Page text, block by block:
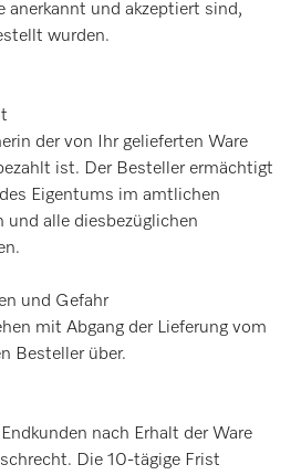
anerkannt und akzeptiert sind,
wurden.
der von Ihr gelieferten Ware
ist. Der Besteller ermächtigt
Eigentums im amtlichen
und alle diesbezüglichen
und Gefahr
mit Abgang der Lieferung vom
Besteller über.
nach Erhalt der Ware
Die 10-tägige Frist